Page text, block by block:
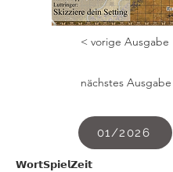
< vorige Ausgabe
nächstes
01/2026
𝗪𝗼𝗿𝘁𝗦𝗽𝗶𝗲𝗹𝗭𝗲𝗶𝘁